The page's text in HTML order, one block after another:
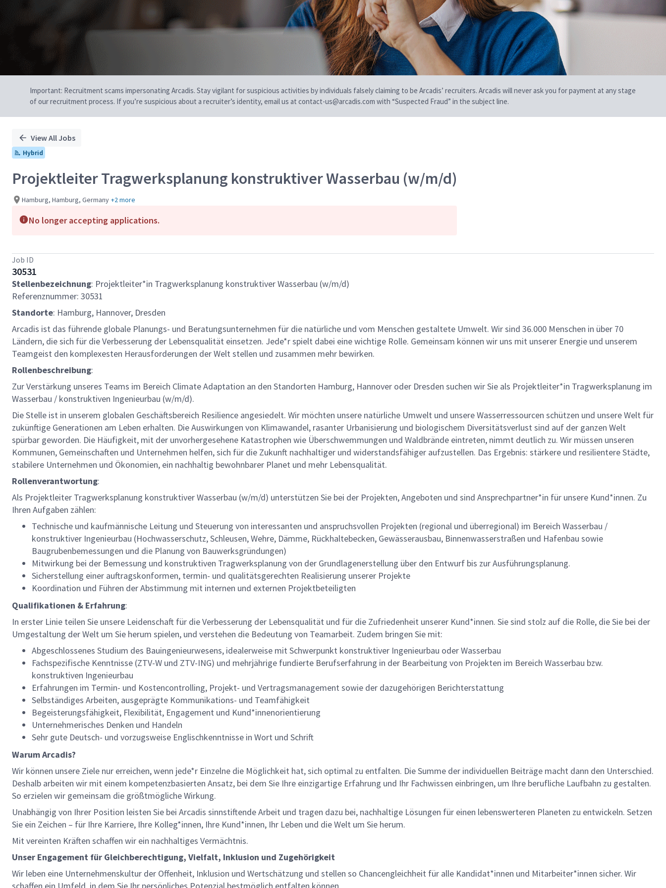
Important: Recruitment scams impersonating Arcadis. Stay vigilant for suspicious activities by individuals falsely claiming to be Arcadis’ recruiters. Arcadis will never ask you for payment at any stage
of our recruitment process. If you’re suspicious about a recruiter’s identity, email us at contact-us@arcadis.com with “Suspected Fraud” in the subject line.
View All Jobs
Hybrid
Projektleiter Tragwerksplanung konstruktiver Wasserbau (w/m/d)
Hamburg, Hamburg, Germany +2 more
No longer accepting applications.
Job ID
30531
Stellenbezeichnung: Projektleiter*in Tragwerksplanung konstruktiver Wasserbau (w/m/d)
Referenznummer: 30531
Standorte: Hamburg, Hannover, Dresden
Arcadis ist das führende globale Planungs- und Beratungsunternehmen für die natürliche und vom Menschen gestaltete Umwelt. Wir sind 36.000 Menschen in über 70
Ländern, die sich für die Verbesserung der Lebensqualität einsetzen. Jede*r spielt dabei eine wichtige Rolle. Gemeinsam können wir uns mit unserer Energie und unserem
Teamgeist den komplexesten Herausforderungen der Welt stellen und zusammen mehr bewirken.
Rollenbeschreibung:
Zur Verstärkung unseres Teams im Bereich Climate Adaptation an den Standorten Hamburg, Hannover oder Dresden suchen wir Sie als Projektleiter*in Tragwerksplanung im
Wasserbau / konstruktiven Ingenieurbau (w/m/d).
Die Stelle ist in unserem globalen Geschäftsbereich Resilience angesiedelt. Wir möchten unsere natürliche Umwelt und unsere Wasserressourcen schützen und unsere Welt für
zukünftige Generationen am Leben erhalten. Die Auswirkungen von Klimawandel, rasanter Urbanisierung und biologischem Diversitätsverlust sind auf der ganzen Welt
spürbar geworden. Die Häufigkeit, mit der unvorhergesehene Katastrophen wie Überschwemmungen und Waldbrände eintreten, nimmt deutlich zu. Wir müssen unseren
Kommunen, Gemeinschaften und Unternehmen helfen, sich für die Zukunft nachhaltiger und widerstandsfähiger aufzustellen. Das Ergebnis: stärkere und resilientere Städte,
stabilere Unternehmen und Ökonomien, ein nachhaltig bewohnbarer Planet und mehr Lebensqualität.
Rollenverantwortung:
Als Projektleiter Tragwerksplanung konstruktiver Wasserbau (w/m/d) unterstützen Sie bei der Projekten, Angeboten und sind Ansprechpartner*in für unsere Kund*innen. Zu
Ihren Aufgaben zählen:
Technische und kaufmännische Leitung und Steuerung von interessanten und anspruchsvollen Projekten (regional und überregional) im Bereich Wasserbau /
konstruktiver Ingenieurbau (Hochwasserschutz, Schleusen, Wehre, Dämme, Rückhaltebecken, Gewässerausbau, Binnenwasserstraßen und Hafenbau sowie
Baugrubenbemessungen und die Planung von Bauwerksgründungen)
Mitwirkung bei der Bemessung und konstruktiven Tragwerksplanung von der Grundlagenerstellung über den Entwurf bis zur Ausführungsplanung.
Sicherstellung einer auftragskonformen, termin- und qualitätsgerechten Realisierung unserer Projekte
Koordination und Führen der Abstimmung mit internen und externen Projektbeteiligten
Qualifikationen & Erfahrung:
In erster Linie teilen Sie unsere Leidenschaft für die Verbesserung der Lebensqualität und für die Zufriedenheit unserer Kund*innen. Sie sind stolz auf die Rolle, die Sie bei der
Umgestaltung der Welt um Sie herum spielen, und verstehen die Bedeutung von Teamarbeit. Zudem bringen Sie mit:
Abgeschlossenes Studium des Bauingenieurwesens, idealerweise mit Schwerpunkt konstruktiver Ingenieurbau oder Wasserbau
Fachspezifische Kenntnisse (ZTV-W und ZTV-ING) und mehrjährige fundierte Berufserfahrung in der Bearbeitung von Projekten im Bereich Wasserbau bzw.
konstruktiven Ingenieurbau
Erfahrungen im Termin- und Kostencontrolling, Projekt- und Vertragsmanagement sowie der dazugehörigen Berichterstattung
Selbständiges Arbeiten, ausgeprägte Kommunikations- und Teamfähigkeit
Begeisterungsfähigkeit, Flexibilität, Engagement und Kund*innenorientierung
Unternehmerisches Denken und Handeln
Sehr gute Deutsch- und vorzugsweise Englischkenntnisse in Wort und Schrift
Warum Arcadis?
Wir können unsere Ziele nur erreichen, wenn jede*r Einzelne die Möglichkeit hat, sich optimal zu entfalten. Die Summe der individuellen Beiträge macht dann den Unterschied.
Deshalb arbeiten wir mit einem kompetenzbasierten Ansatz, bei dem Sie Ihre einzigartige Erfahrung und Ihr Fachwissen einbringen, um Ihre berufliche Laufbahn zu gestalten.
So erzielen wir gemeinsam die größtmögliche Wirkung.
Unabhängig von Ihrer Position leisten Sie bei Arcadis sinnstiftende Arbeit und tragen dazu bei, nachhaltige Lösungen für einen lebenswerteren Planeten zu entwickeln. Setzen
Sie ein Zeichen – für Ihre Karriere, Ihre Kolleg*innen, Ihre Kund*innen, Ihr Leben und die Welt um Sie herum.
Mit vereinten Kräften schaffen wir ein nachhaltiges Vermächtnis.
Unser Engagement für Gleichberechtigung, Vielfalt, Inklusion und Zugehörigkeit
Wir leben eine Unternehmenskultur der Offenheit, Inklusion und Wertschätzung und stellen so Chancengleichheit für alle Kandidat*innen und Mitarbeiter*innen sicher. Wir